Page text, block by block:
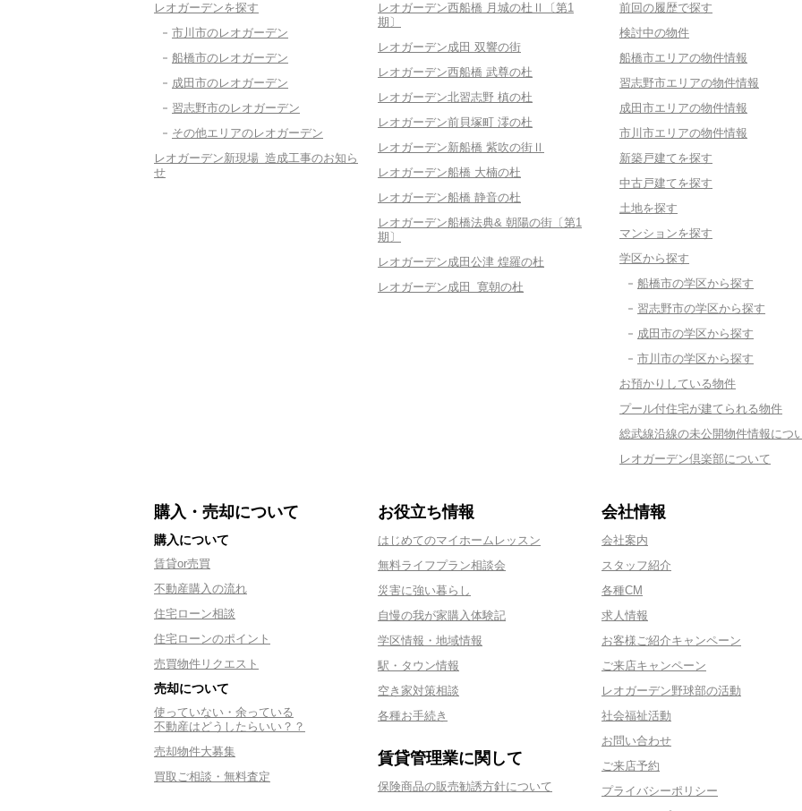
レオガーデンを探す
市川市のレオガーデン
船橋市のレオガーデン
成田市のレオガーデン
習志野市のレオガーデン
その他エリアのレオガーデン
レオガーデン新現場 造成工事のお知ら
せ
レオガーデン西船橋 月城の杜Ⅱ〔第1
期〕
レオガーデン成田 双響の街
レオガーデン西船橋 武尊の杜
レオガーデン北習志野 槙の杜
レオガーデン前貝塚町 澪の杜
レオガーデン新船橋 紫吹の街Ⅱ
レオガーデン船橋 大楠の杜
レオガーデン船橋 静音の杜
レオガーデン船橋法典& 朝陽の街〔第1
期〕
レオガーデン成田公津 煌羅の杜
レオガーデン成田 寛朝の杜
前回の履歴で探す
検討中の物件
船橋市エリアの物件情報
習志野市エリアの物件情報
成田市エリアの物件情報
市川市エリアの物件情報
新築戸建てを探す
中古戸建てを探す
土地を探す
マンションを探す
学区から探す
船橋市の学区から探す
習志野市の学区から探す
成田市の学区から探す
市川市の学区から探す
お預かりしている物件
プール付住宅が建てられる物件
総武線沿線の未公開物件情報につ
レオガーデン倶楽部について
購入・売却について
購入について
賃貸or売買
不動産購入の流れ
住宅ローン相談
住宅ローンのポイント
売買物件リクエスト
売却について
使っていない・余っている
不動産はどうしたらいい？？
売却物件大募集
買取ご相談・無料査定
お役立ち情報
はじめてのマイホームレッスン
無料ライフプラン相談会
災害に強い暮らし
自慢の我が家購入体験記
学区情報・地域情報
駅・タウン情報
空き家対策相談
各種お手続き
賃貸管理業に関して
保険商品の販売勧誘方針について
会社情報
会社案内
スタッフ紹介
各種CM
求人情報
お客様ご紹介キャンペーン
ご来店キャンペーン
レオガーデン野球部の活動
社会福祉活動
お問い合わせ
ご来店予約
プライバシーポリシー